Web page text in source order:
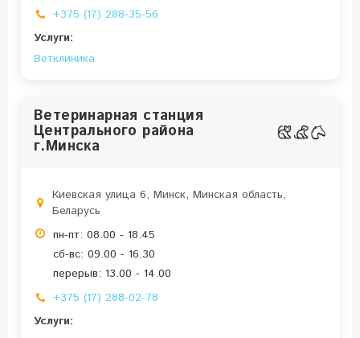
+375 (17) 288-35-56
Услуги:
Ветклиника
Ветеринарная станция
Центрального района
г.Минска
Киевская улица 6, Минск, Минская область,
Беларусь
пн-пт: 08.00 - 18.45
сб-вс: 09.00 - 16.30
перерыв: 13.00 - 14.00
+375 (17) 288-02-78
Услуги: